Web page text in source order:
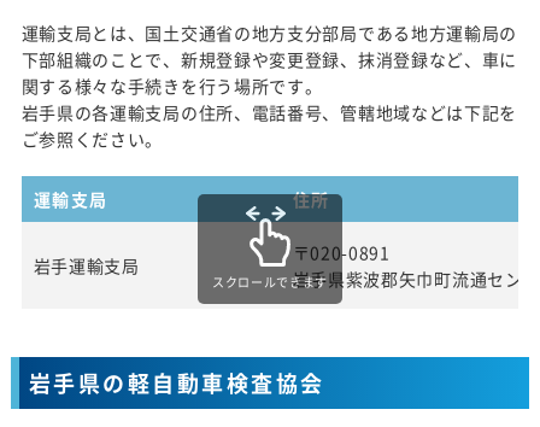
運輸支局とは、国土交通省の地方支分部局である地方運輸局の
下部組織のことで、新規登録や変更登録、抹消登録など、車に
関する様々な手続きを行う場所です。
岩手県の各運輸支局の住所、電話番号、管轄地域などは下記を
ご参照ください。
運輸支局 住所
岩手運輸支局
〒020-0891
岩手県紫波郡矢巾町流通セン
スクロールできます
岩手県の軽自動車検査協会